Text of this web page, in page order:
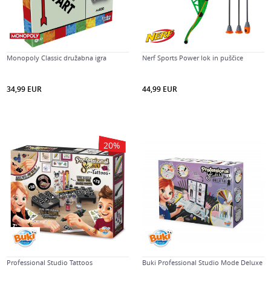
Monopoly Classic družabna igra
34,99 EUR
Nerf Sports Power lok in puščice
44,99 EUR
20%
Professional Studio Tattoos Buki Professional Studio Mode Deluxe